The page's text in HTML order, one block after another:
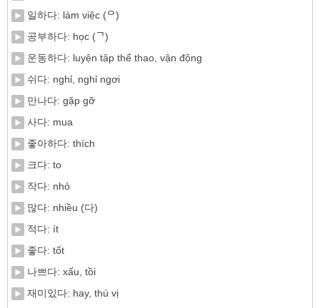
일하다: làm việc (ᄋ)
공부하다: học (ᄀ)
운동하다: luyện tập thể thao, vận động
쉬다: nghỉ, nghỉ ngơi
만나다: gặp gỡ
사다: mua
좋아하다: thích
크다: to
작다: nhỏ
많다: nhiều (다)
적다: ít
좋다: tốt
나쁘다: xấu, tồi
재미있다: hay, thú vị